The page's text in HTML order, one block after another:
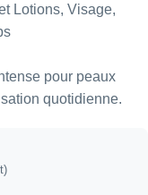
Lotions, Visage,
pour peaux
quotidienne.